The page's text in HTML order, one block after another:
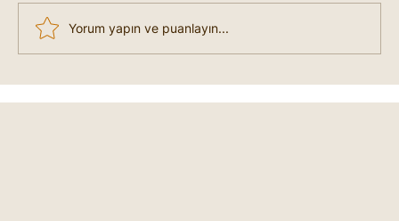
Yorum yapın ve puanlayın...